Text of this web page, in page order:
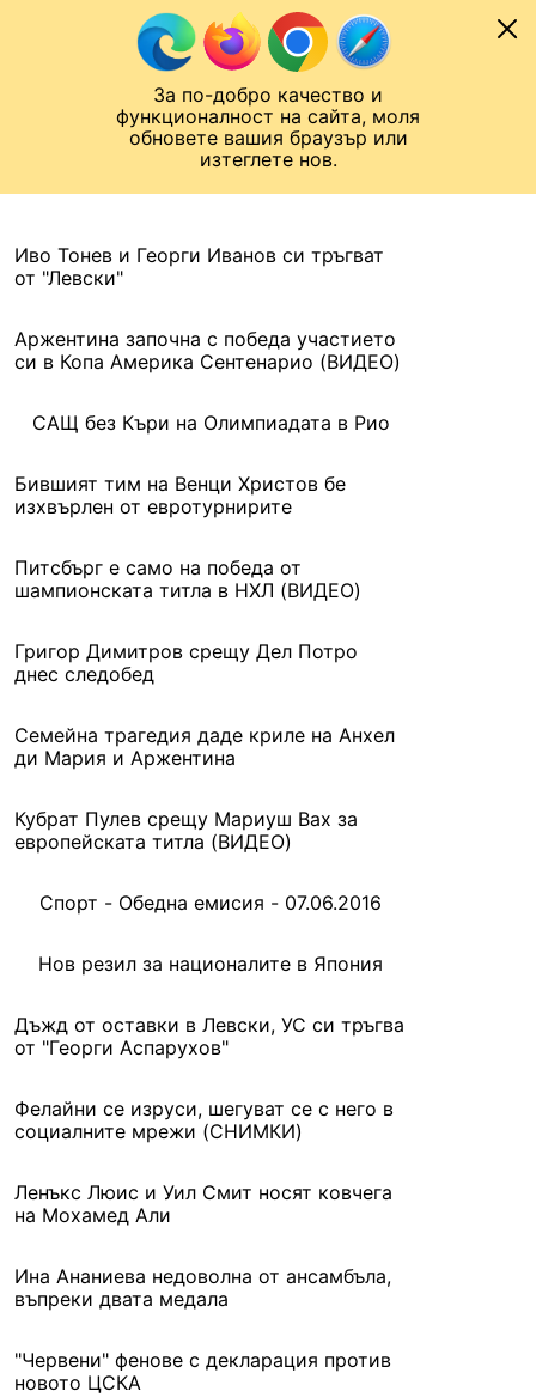
За по-добро качество и
функционалност на сайта, моля
обновете вашия браузър или
изтеглете нов.
Към съдържанието
Лига на Конференциите
Иво Тонев и Георги Иванов си тръгват
от "Левски"
Аржентина започна с победа участието
си в Копа Америка Сентенарио (ВИДЕО)
САЩ без Къри на Олимпиадата в Рио
Бившият тим на Венци Христов бе
изхвърлен от евротурнирите
Питсбърг е само на победа от
шампионската титла в НХЛ (ВИДЕО)
Григор Димитров срещу Дел Потро
днес следобед
Семейна трагедия даде криле на Анхел
ди Мария и Аржентина
Кубрат Пулев срещу Мариуш Вах за
европейската титла (ВИДЕО)
Спорт - Обедна емисия - 07.06.2016
Нов резил за националите в Япония
Дъжд от оставки в Левски, УС си тръгва
от "Георги Аспарухов"
Фелайни се изруси, шегуват се с него в
социалните мрежи (СНИМКИ)
Ленъкс Люис и Уил Смит носят ковчега
на Мохамед Али
Ина Ананиева недоволна от ансамбъла,
въпреки двата медала
"Червени" фенове с декларация против
новото ЦСКА